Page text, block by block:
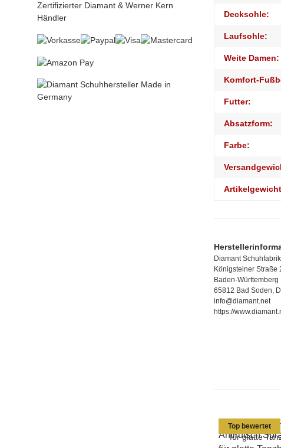
Decksohle:
Laufsohle:
Weite Damen:
Komfort-
Futter:
Absatzform:
Farbe:
Diamant
Königsteiner Straße
Baden-Württemberg
65812 Bad Soden,
info@diamant.net
https://
Top bewertet
Antirutsch
Zertifizierter Diamant & Werner Kern
Händler